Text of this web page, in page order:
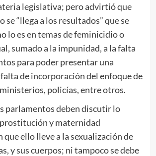
legislativa; pero advirtió que
se “llega a los resultados” que se
lo es en temas de feminicidio o
sumado a la impunidad, a la falta
para poder presentar una
de incorporación del enfoque de
policías, entre otros.
parlamentos deben discutir lo
y maternidad
que ello lleve a la sexualización de
y sus cuerpos; ni tampoco se debe